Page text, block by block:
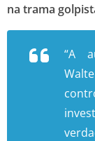
na trama
“A